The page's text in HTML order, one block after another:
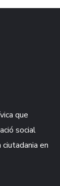
que
social
en